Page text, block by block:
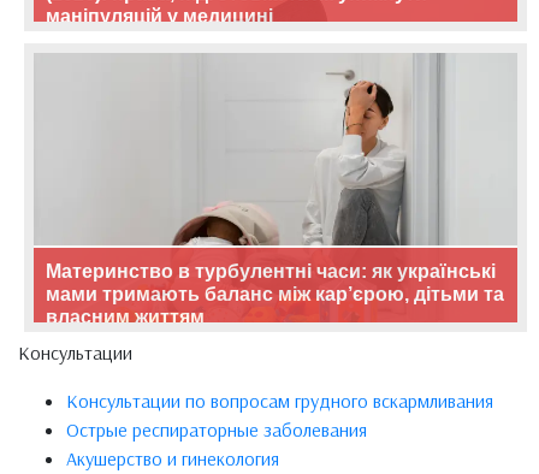
маніпуляцій у медицині
Материнство в турбулентні часи: як українські
мами тримають баланс між кар’єрою, дітьми та
власним життям
Консультации
Консультации по вопросам грудного вскармливания
Острые респираторные заболевания
Акушерство и гинекология